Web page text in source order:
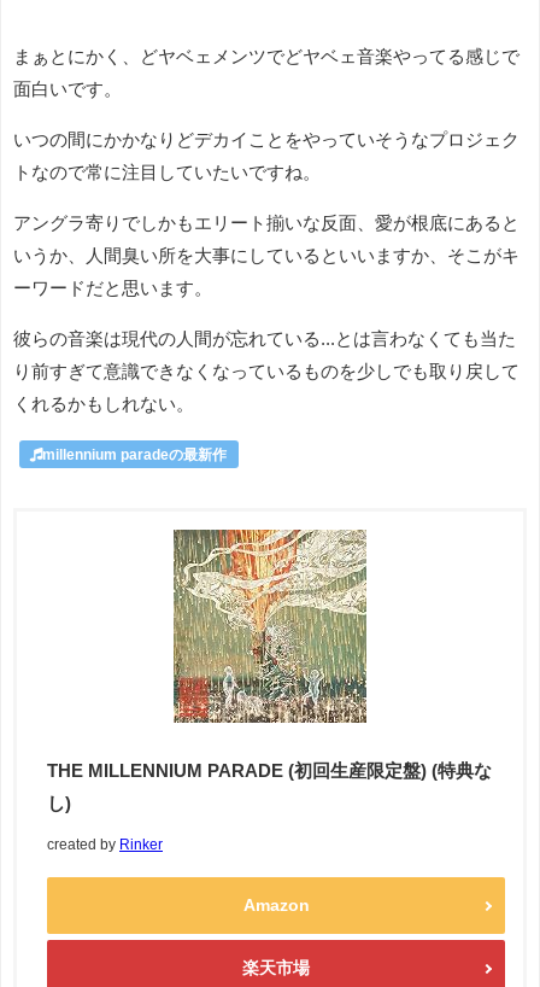
まぁとにかく、どヤベェメンツでどヤベェ音楽やってる感じで
面白いです。
いつの間にかかなりどデカイことをやっていそうなプロジェク
トなので常に注目していたいですね。
アングラ寄りでしかもエリート揃いな反面、愛が根底にあると
いうか、人間臭い所を大事にしているといいますか、そこがキ
ーワードだと思います。
彼らの音楽は現代の人間が忘れている...とは言わなくても当た
り前すぎて意識できなくなっているものを少しでも取り戻して
くれるかもしれない。
millennium paradeの最新作
THE MILLENNIUM PARADE (初回生産限定盤) (特典な
し)
created by Rinker
Amazon
楽天市場